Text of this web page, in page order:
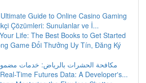
Guide to Online Casino Gaming
Çözümleri: Sunulanlar ve İ...
Life: The Best Books to Get Started
Game Đổi Thưởng Uy Tín, Đăng Ký
مكافحة الحشرات بالرياض: خدمات
Time Futures Data: A Developer's...